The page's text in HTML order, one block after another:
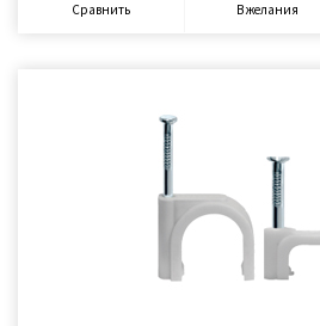
Сравнить В желания